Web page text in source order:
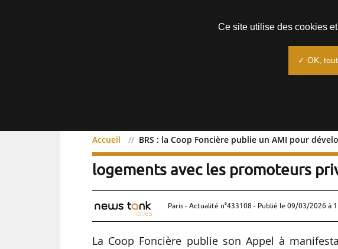
Accueil BRS : la Coop Foncière publie un AMI pour
BRS : la Coop Foncière publie un
logements avec les promoteurs
Paris - Actualité n°433108 - Publié le 09/03/2026 à
La Coop Foncière publie son Appel à
Ce site utilise des cookies
✓ OK,